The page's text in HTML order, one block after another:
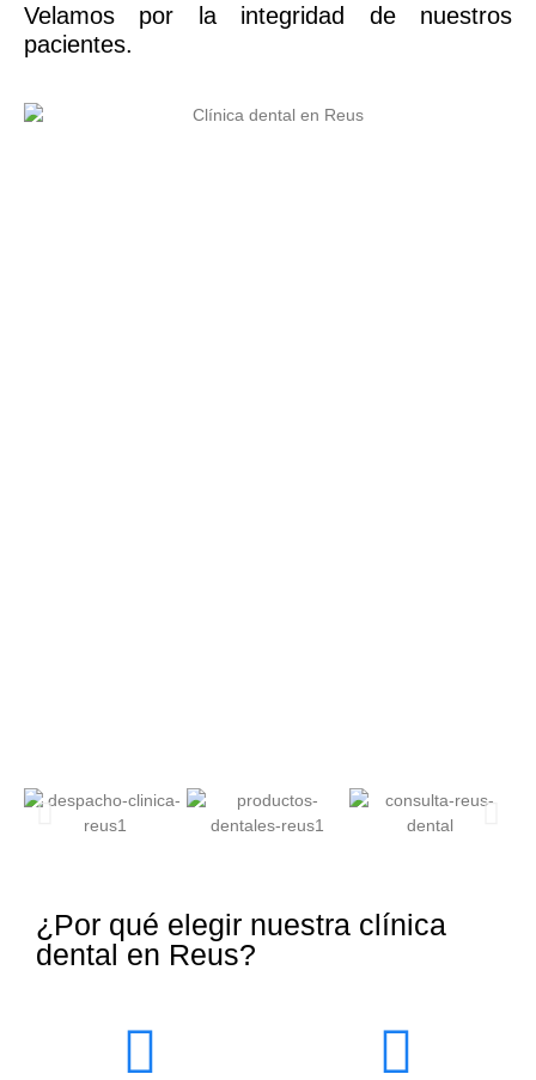
Velamos por la integridad de nuestros
pacientes.
¿Por qué elegir nuestra clínica
dental en Reus?